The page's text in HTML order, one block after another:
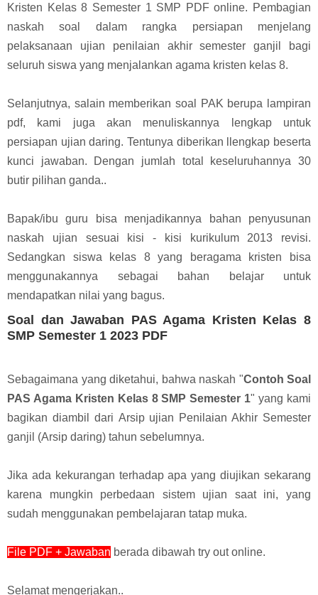
Kristen Kelas 8 Semester 1 SMP PDF online. Pembagian
naskah soal dalam rangka persiapan menjelang
pelaksanaan ujian penilaian akhir semester ganjil bagi
seluruh siswa yang menjalankan agama kristen kelas 8.
Selanjutnya, salain memberikan soal PAK berupa lampiran
pdf, kami juga akan menuliskannya lengkap untuk
persiapan ujian daring. Tentunya diberikan llengkap beserta
kunci jawaban. Dengan jumlah total keseluruhannya 30
butir pilihan ganda..
Bapak/ibu guru bisa menjadikannya bahan penyusunan
naskah ujian sesuai kisi - kisi kurikulum 2013 revisi.
Sedangkan siswa kelas 8 yang beragama kristen bisa
menggunakannya sebagai bahan belajar untuk
mendapatkan nilai yang bagus.
Soal dan Jawaban PAS Agama Kristen Kelas 8
SMP Semester 1 2023 PDF
Sebagaimana yang diketahui, bahwa naskah "Contoh Soal
PAS Agama Kristen Kelas 8 SMP Semester 1" yang kami
bagikan diambil dari Arsip ujian Penilaian Akhir Semester
ganjil (Arsip daring) tahun sebelumnya.
Jika ada kekurangan terhadap apa yang diujikan sekarang
karena mungkin perbedaan sistem ujian saat ini, yang
sudah menggunakan pembelajaran tatap muka.
File PDF + Jawaban berada dibawah try out online.
Selamat mengerjakan..